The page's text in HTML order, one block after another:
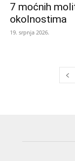
7 moćnih
okolnostima
19. srpnja 2026.